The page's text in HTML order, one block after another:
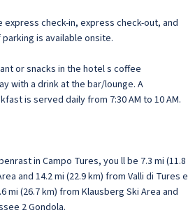
check-in, express check-out, and
is available onsite.
or snacks in the hotel s coffee
with a drink at the bar/lounge. A
is served daily from 7:30 AM to 10 AM.
in Campo Tures, you ll be 7.3 mi (11.8
and 14.2 mi (22.9 km) from Valli di Tures e
mi (26.7 km) from Klausberg Ski Area and
2 Gondola.